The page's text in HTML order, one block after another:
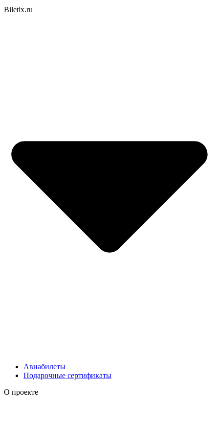
Biletix.ru
Авиабилеты
Подарочные сертификаты
О проекте